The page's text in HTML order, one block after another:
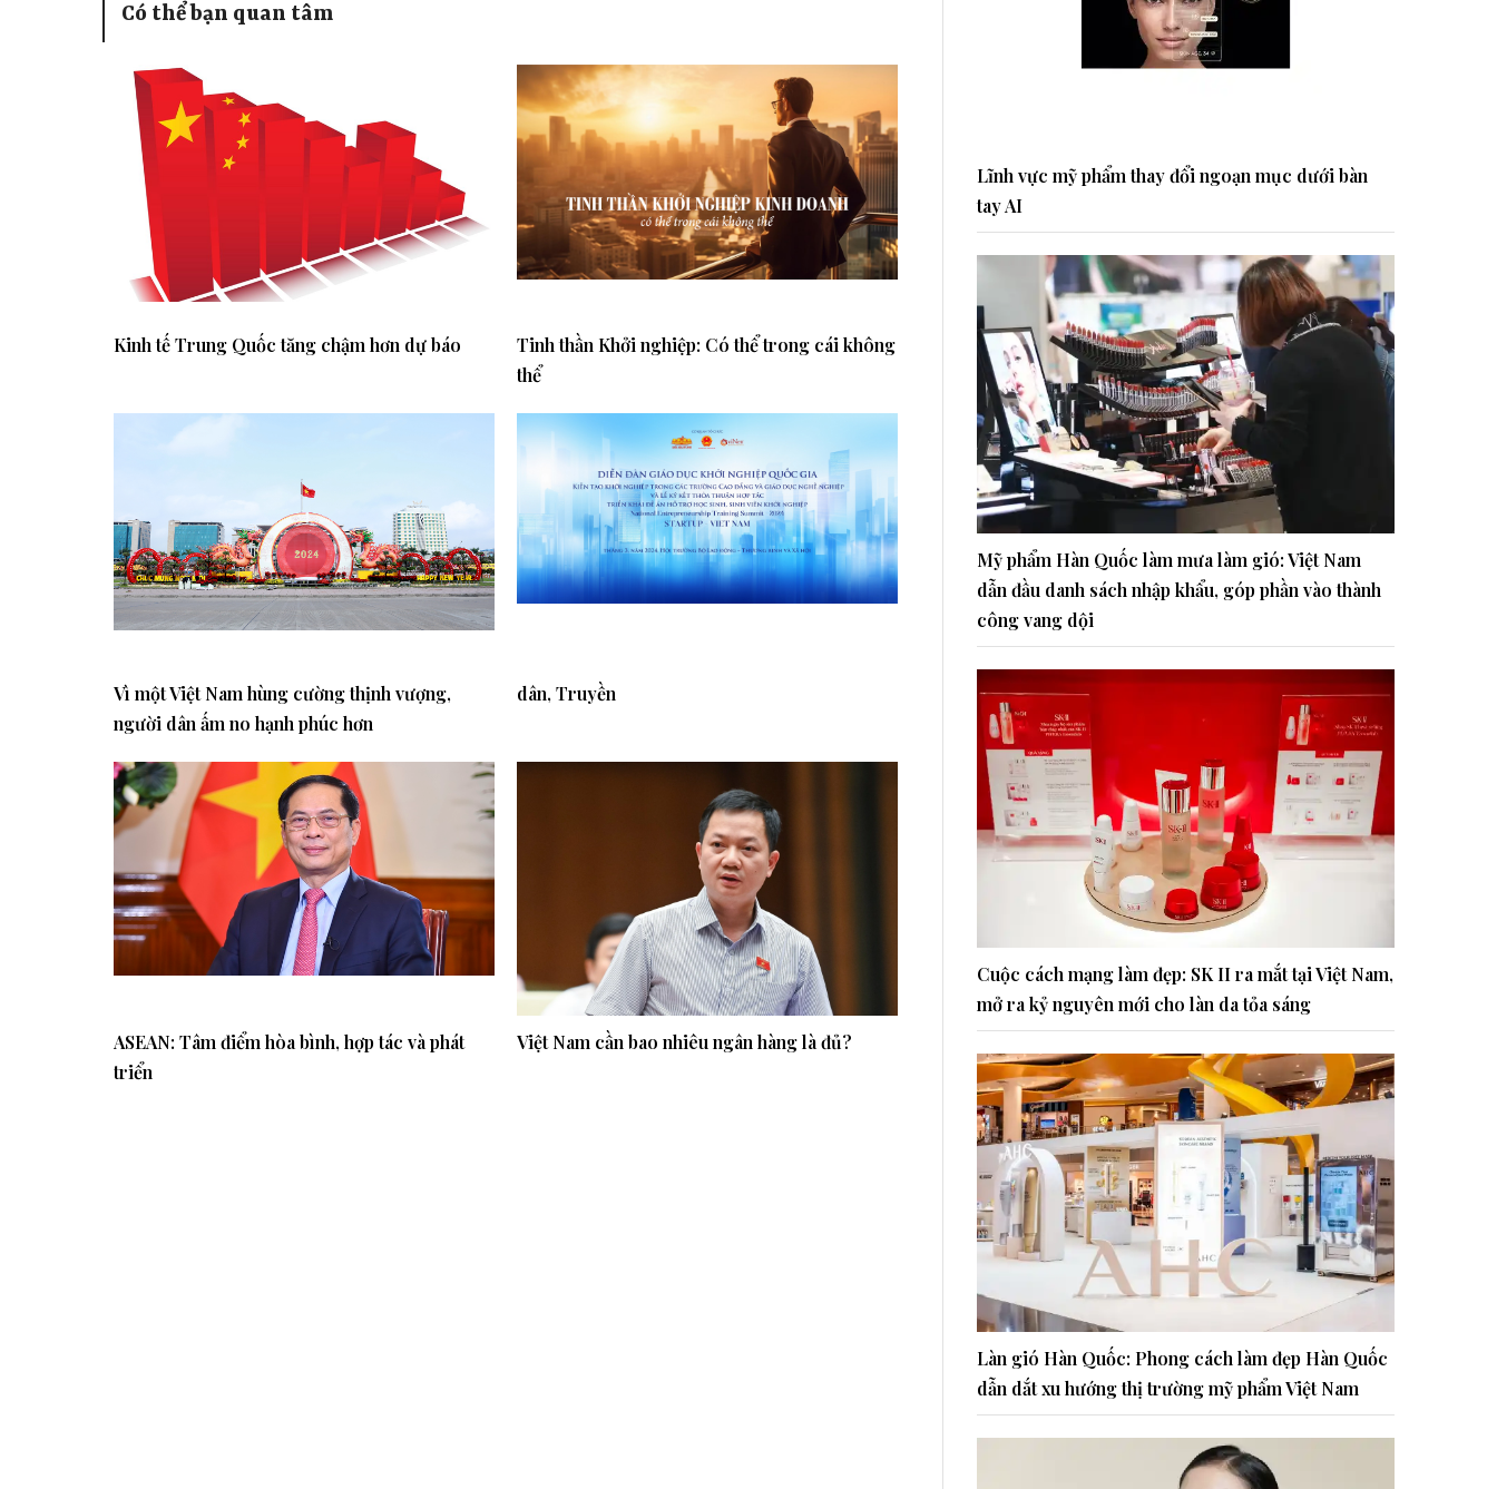
Có thể bạn quan tâm
Kinh tế Trung Quốc tăng chậm hơn dự báo
Tinh thần Khởi nghiệp: Có thể trong cái không
thể
Vì một Việt Nam hùng cường thịnh vượng,
người dân ấm no hạnh phúc hơn
dân, Truyền
ASEAN: Tâm điểm hòa bình, hợp tác và phát
triển
Việt Nam cần bao nhiêu ngân hàng là đủ?
Lĩnh vực mỹ phẩm thay đổi ngoạn mục dưới bàn
tay AI
Mỹ phẩm Hàn Quốc làm mưa làm gió: Việt Nam
dẫn đầu danh sách nhập khẩu, góp phần vào thành
công vang dội
Cuộc cách mạng làm đẹp: SK II ra mắt tại Việt Nam,
mở ra kỷ nguyên mới cho làn da tỏa sáng
Làn gió Hàn Quốc: Phong cách làm đẹp Hàn Quốc
dẫn dắt xu hướng thị trường mỹ phẩm Việt Nam